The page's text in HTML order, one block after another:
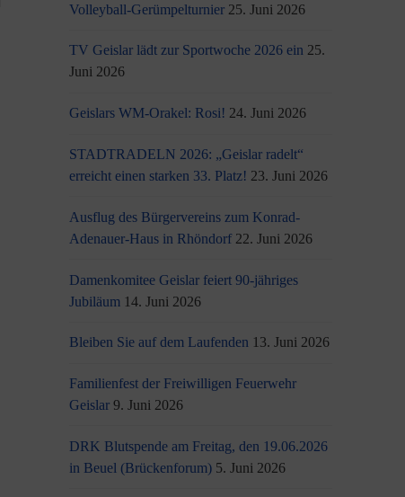
Volleyball-Gerümpelturnier 25. Juni 2026
TV Geislar lädt zur Sportwoche 2026 ein 25.
Juni 2026
Geislars WM-Orakel: Rosi! 24. Juni 2026
STADTRADELN 2026: „Geislar radelt“
erreicht einen starken 33. Platz! 23. Juni 2026
Ausflug des Bürgervereins zum Konrad-
Adenauer-Haus in Rhöndorf 22. Juni 2026
Damenkomitee Geislar feiert 90-jähriges
Jubiläum 14. Juni 2026
Bleiben Sie auf dem Laufenden 13. Juni 2026
Familienfest der Freiwilligen Feuerwehr
Geislar 9. Juni 2026
DRK Blutspende am Freitag, den 19.06.2026
in Beuel (Brückenforum) 5. Juni 2026